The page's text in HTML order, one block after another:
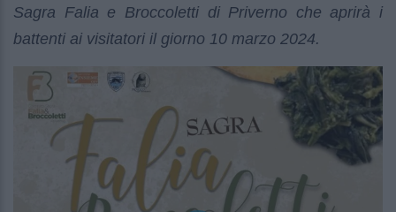
Sagra Falia e Broccoletti di Priverno che aprirà i
battenti ai visitatori il giorno 10 marzo 2024.